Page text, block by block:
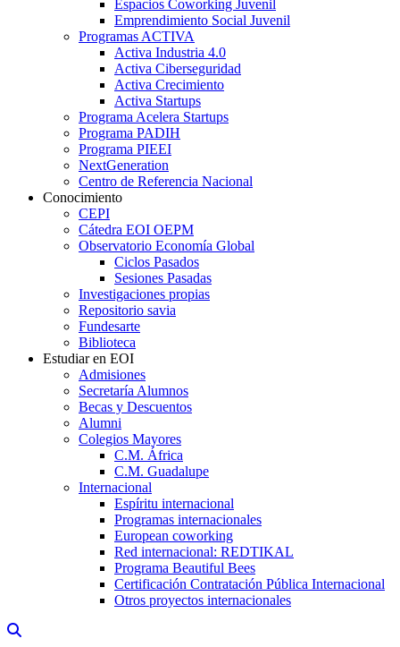
Espacios Coworking Juvenil
Emprendimiento Social Juvenil
Programas ACTIVA
Activa Industria 4.0
Activa Ciberseguridad
Activa Crecimiento
Activa Startups
Programa Acelera Startups
Programa PADIH
Programa PIEEI
NextGeneration
Centro de Referencia Nacional
Conocimiento
CEPI
Cátedra EOI OEPM
Observatorio Economía Global
Ciclos Pasados
Sesiones Pasadas
Investigaciones propias
Repositorio savia
Fundesarte
Biblioteca
Estudiar en EOI
Admisiones
Secretaría Alumnos
Becas y Descuentos
Alumni
Colegios Mayores
C.M. África
C.M. Guadalupe
Internacional
Espíritu internacional
Programas internacionales
European coworking
Red internacional: REDTIKAL
Programa Beautiful Bees
Certificación Contratación Pública Internacional
Otros proyectos internacionales